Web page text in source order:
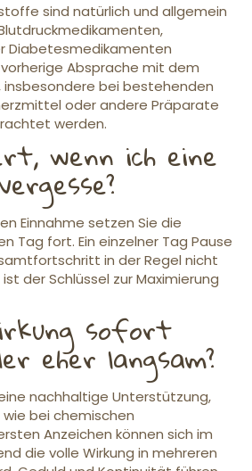
sind natürlich und allgemein
Diabetesmedikamenten
Absprache mit dem
bei bestehenden
oder andere Präparate
werden.
wenn ich eine
Einnahme setzen Sie die
Tag fort. Ein einzelner Tag Pause
in der Regel nicht
der Schlüssel zur Maximierung
sofort
eher langsam?
nachhaltige Unterstützung,
bei chemischen
Anzeichen können sich im
die volle Wirkung in mehreren